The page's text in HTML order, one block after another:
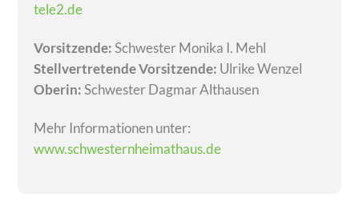
tele2.de
Vorsitzende:Schwester Monika I. Mehl
Stellvertretende Vorsitzende: Ulrike Wenzel
Oberin:Schwester Dagmar Althausen
Mehr Informationen unter:
www.schwesternheimathaus.de